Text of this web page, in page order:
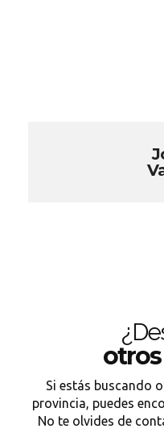
Si estás buscando
provincia, puedes
No te olvides de